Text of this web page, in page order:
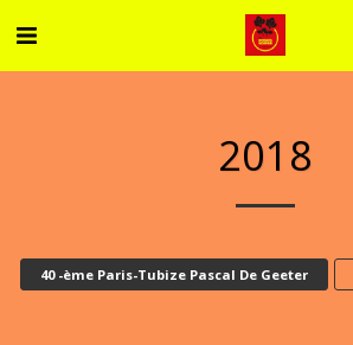
2018
40 -ème Paris-Tubize Pascal De Geeter